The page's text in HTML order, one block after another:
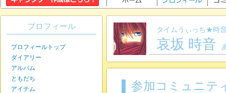
タイムうぃっち★時
哀坂 時音
参加コミュニテ
プロフィール
プロフィールトップ
ダイアリー
アルバム
ともだち
アイテム